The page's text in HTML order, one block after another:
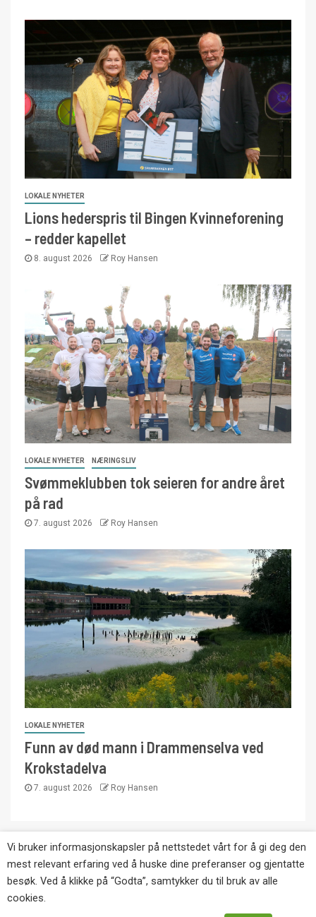
LOKALE NYHETER
Lions hederspris til Bingen Kvinneforening
– redder kapellet
8. august 2026 Roy Hansen
LOKALE NYHETER NÆRINGSLIV
Svømmeklubben tok seieren for andre året
på rad
7. august 2026 Roy Hansen
LOKALE NYHETER
Funn av død mann i Drammenselva ved
Krokstadelva
7. august 2026 Roy Hansen
Copyright © Eikernytt.no utgis av Roy’s
Pressetjeneste. Kopiering av tekst, bilder og
annonser er ikke tillatt uten etter avtale med utgiver.
Vi bruker informasjonskapsler på nettstedet vårt for å gi deg den
mest relevant erfaring ved å huske dine preferanser og gjentatte
besøk. Ved å klikke på “Godta”, samtykker du til bruk av alle
cookies.